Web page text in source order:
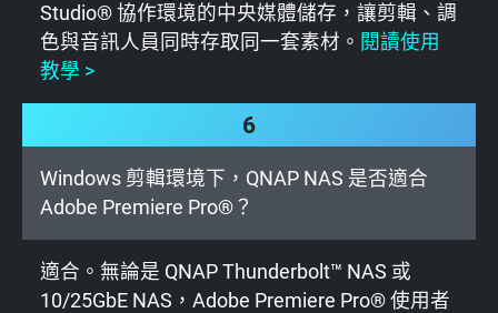
Studio® 協作環境的中央媒體儲存，讓剪輯、調
色與音訊人員同時存取同一套素材。 閱讀使用
教學 >
6
Windows 剪輯環境下，QNAP NAS 是否適合
Adobe Premiere Pro®？
適合。無論是 QNAP Thunderbolt™ NAS 或
10/25GbE NAS，Adobe Premiere Pro® 使用者